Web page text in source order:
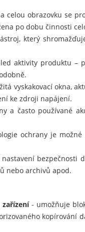
celou obrazovku se
po dobu činnosti
který
aktivity produktu –
vyskakovací okna,
ke zdroji napájení.
a často používané
ochrany je
bezpečnosti
nebo archivů apod.
- umožňuje
kopírování